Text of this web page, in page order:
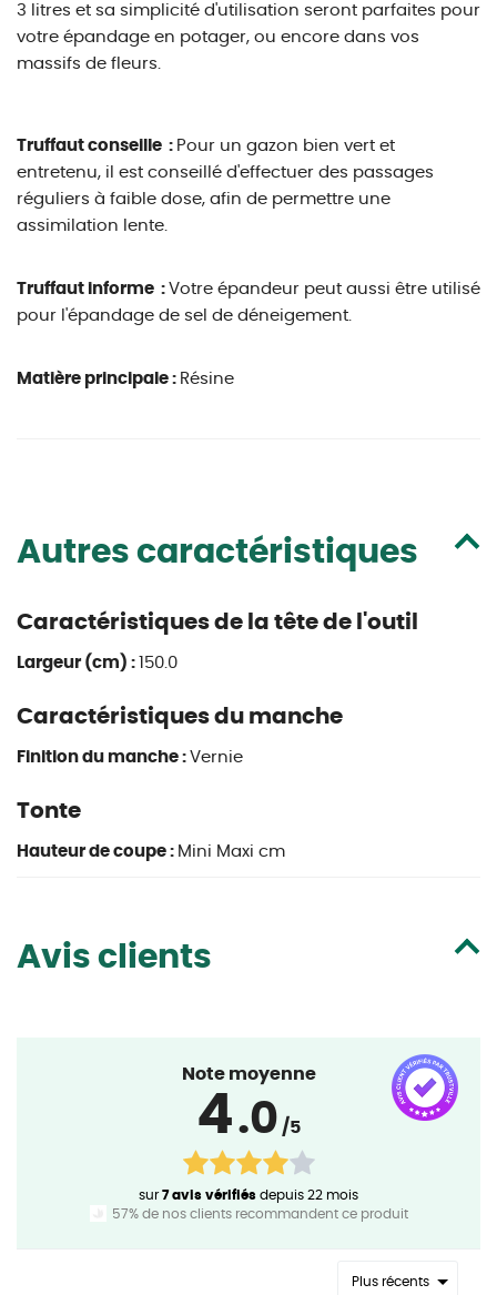
3 litres et sa simplicité d'utilisation seront parfaites pour
votre épandage en potager, ou encore dans vos
massifs de fleurs.
Truffaut conseille : Pour un gazon bien vert et
entretenu, il est conseillé d'effectuer des passages
réguliers à faible dose, afin de permettre une
assimilation lente.
Truffaut informe : Votre épandeur peut aussi être utilisé
pour l'épandage de sel de déneigement.
Matière principale : Résine
Autres caractéristiques
Caractéristiques de la tête de l'outil
Largeur (cm) : 150.0
Caractéristiques du manche
Finition du manche : Vernie
Tonte
Hauteur de coupe : Mini Maxi cm
Avis clients
Note moyenne
4.0 /5
sur7 avis vérifiés depuis 22 mois
57% de nos clients recommandent ce produit
Plus récents